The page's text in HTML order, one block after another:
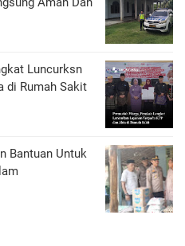
Luncurksn
di Rumah Sakit
Bantuan Untuk